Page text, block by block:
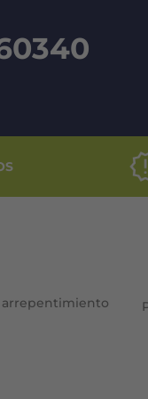
arrepentimiento